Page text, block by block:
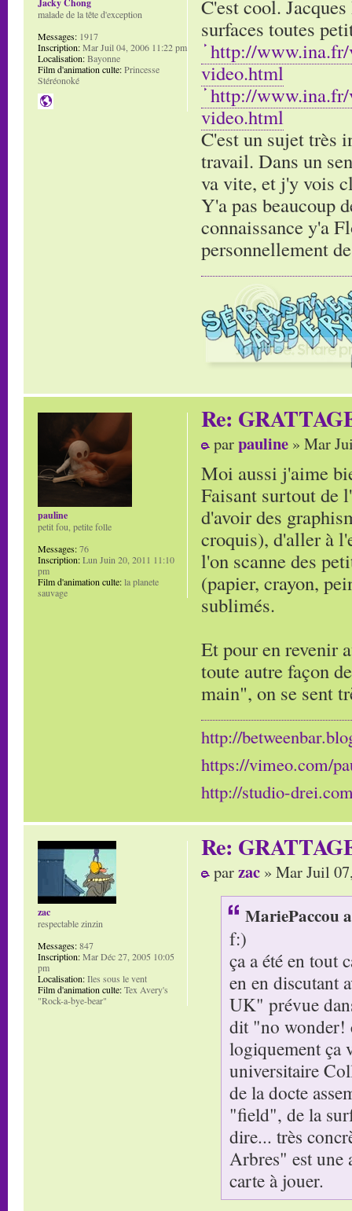
C'est cool.
surfaces toutes
http://www.ina.fr/
video.html
http://www.ina.fr/
video.html
C'est un sujet très
travail. Dans un
va vite, et j'y vois
Y'a pas beaucoup
connaissance y'a
personnellement
malade de la tête d'exception
Messages: 1917
Inscription:Mar Juil 04, 2006 11:22 pm
Localisation:Bayonne
Film d'animation culte:Princesse
Stéréonoké
Re:
parpauline » Mar
Moi aussi j'aime
Faisant surtout de
d'avoir des
croquis), d'aller à
l'on scanne des
(papier, crayon,
sublimés.
Et pour en revenir
toute autre façon
main", on se sent
http://
https://vimeo.com/
http://studio-
pauline
petit fou, petite folle
Messages:76
Inscription:Lun Juin 20, 2011 11:10
pm
Film d'animation culte:la planete
sauvage
Re:
parzac » Mar Juil
MariePaccou
f:)
ça a été en tout
en en discutant
UK" prévue
dit "no wonder!
logiquement ça
universitaire
de la docte
"field", de la
dire... très
Arbres" est une
carte à jouer.
zac
respectable zinzin
Messages:847
Inscription:Mar Déc 27, 2005 10:05
pm
Localisation:Iles sous le vent
Film d'animation culte:Tex Avery's
"Rock-a-bye-bear"